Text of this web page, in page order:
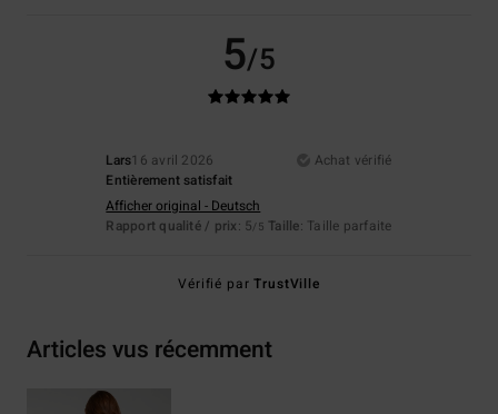
5/5
Lars16 avril 2026
Achat vérifié
Entièrement satisfait
Afficher original - Deutsch
Rapport qualité / prix: 5/5 Taille: Taille parfaite
Vérifié parTrustVille
Articles vus récemment